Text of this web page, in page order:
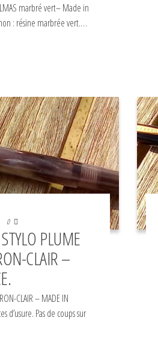
marbré vert– Made in
: résine marbrée vert.…
0
PLUME
CLAIR –
CLAIR – MADE IN
d’usure. Pas de coups sur